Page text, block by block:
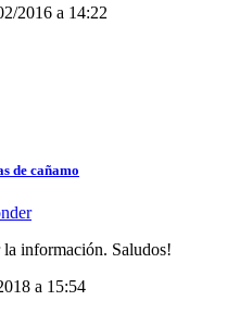
2016 a 14:22
de cañamo
información. Saludos!
a 15:54